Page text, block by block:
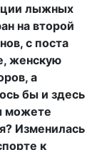
лыжных
на второй
с поста
женскую
а
бы и здесь
можете
Изменилась
к